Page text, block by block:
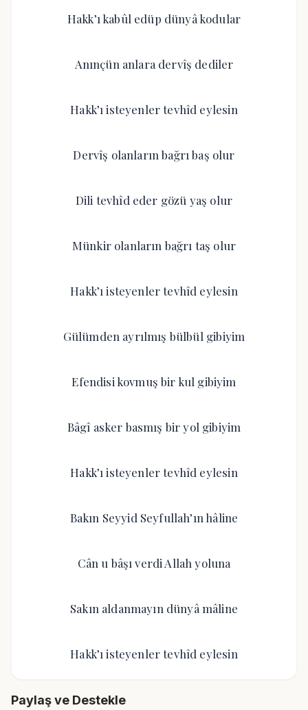
Hakk’ı kabûl edüp dünyâ kodular
Anınçün anlara dervîş dediler
Hakk’ı isteyenler tevhîd eylesin
Dervîş olanların bağrı baş olur
Dili tevhîd eder gözü yaş olur
Münkir olanların bağrı taş olur
Hakk’ı isteyenler tevhîd eylesin
Gülümden ayrılmış bülbül gibiyim
Efendisi kovmuş bir kul gibiyim
Bâgî asker basmış bir yol gibiyim
Hakk’ı isteyenler tevhîd eylesin
Bakın Seyyid Seyfullah’ın hâline
Cân u bâşı verdi Allah yoluna
Sakın aldanmayın dünyâ mâline
Hakk’ı isteyenler tevhîd eylesin
Paylaş ve Destekle